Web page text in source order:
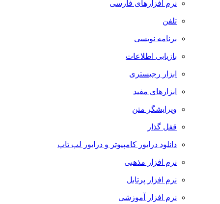
نرم افزارهای فارسی
تلفن
برنامه نویسی
بازیابی اطلاعات
ابزار رجیستری
ابزارهای مفید
ویرایشگر متن
قفل گذار
دانلود درایور کامپیوتر و درایور لپ تاپ
نرم افزار مذهبی
نرم افزار پرتابل
نرم افزار آموزشی